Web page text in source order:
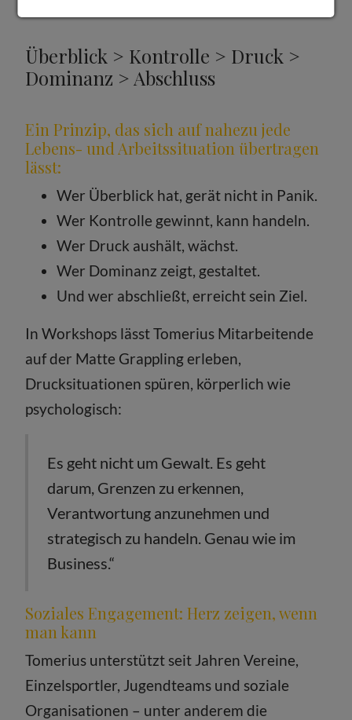
Überblick > Kontrolle > Druck >
Dominanz > Abschluss
Ein Prinzip, das sich auf nahezu jede
Lebens- und Arbeitssituation übertragen
lässt:
Wer Überblick hat, gerät nicht in Panik.
Wer Kontrolle gewinnt, kann handeln.
Wer Druck aushält, wächst.
Wer Dominanz zeigt, gestaltet.
Und wer abschließt, erreicht sein Ziel.
In Workshops lässt Tomerius Mitarbeitende
auf der Matte Grappling erleben,
Drucksituationen spüren, körperlich wie
psychologisch:
Es geht nicht um Gewalt. Es geht
darum, Grenzen zu erkennen,
Verantwortung anzunehmen und
strategisch zu handeln. Genau wie im
Business.“
Soziales Engagement: Herz zeigen, wenn
man kann
Tomerius unterstützt seit Jahren Vereine,
Einzelsportler, Jugendteams und soziale
Organisationen – unter anderem die